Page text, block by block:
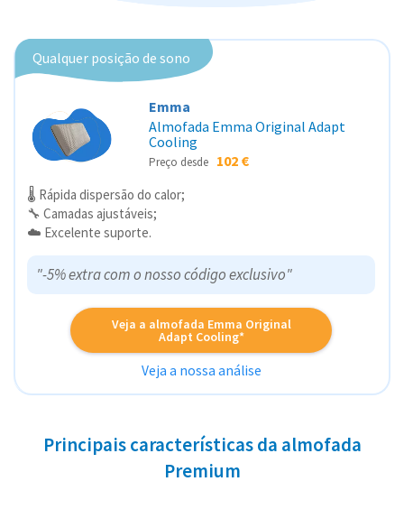
Qualquer posição de sono
Emma
Almofada Emma Original Adapt
Cooling
Preço desde 102 €
🌡️ Rápida dispersão do calor;
🔧 Camadas ajustáveis;
☁️ Excelente suporte.
"-5% extra com o nosso código exclusivo"
Veja a almofada Emma Original
Adapt Cooling*
Veja a nossa análise
Principais características da almofada
Premium